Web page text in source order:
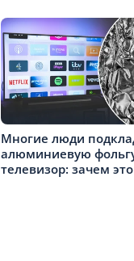
Многие люди
алюминиевую
телевизор: зачем